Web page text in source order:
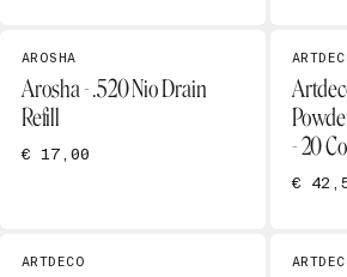
AROSHA
Arosha - .520 Nio Drain
Refill
€ 17,00
- 20
€
ARTDECO